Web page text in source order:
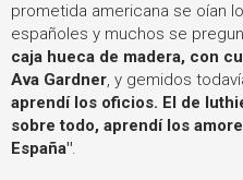
prometida americana se oían
españoles y muchos se
caja hueca de madera, con
Ava Gardner, y gemidos
aprendí los oficios. El de
sobre todo, aprendí los
España".